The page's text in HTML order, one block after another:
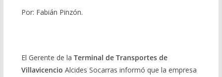
Por: Fabián Pinzón.
El Gerente de la Terminal de Transportes de
Villavicencio Alcides Socarras informó que la empresa